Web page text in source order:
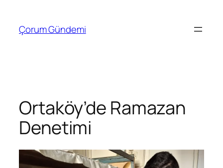
Çorum Gündemi
Ortaköy’de Ramazan
Denetimi